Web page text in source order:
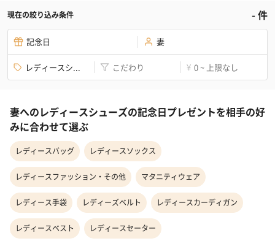
現在の絞り込み条件 -件
記念日 妻
レディースシ... こだわり ¥ 0 ~ 上限なし
妻へのレディースシューズの記念日プレゼントを相手の好
みに合わせて選ぶ
レディースバッグ レディースソックス
レディースファッション・その他 マタニティウェア
レディース手袋 レディーズベルト レディースカーディガン
レディースベスト レディースセーター